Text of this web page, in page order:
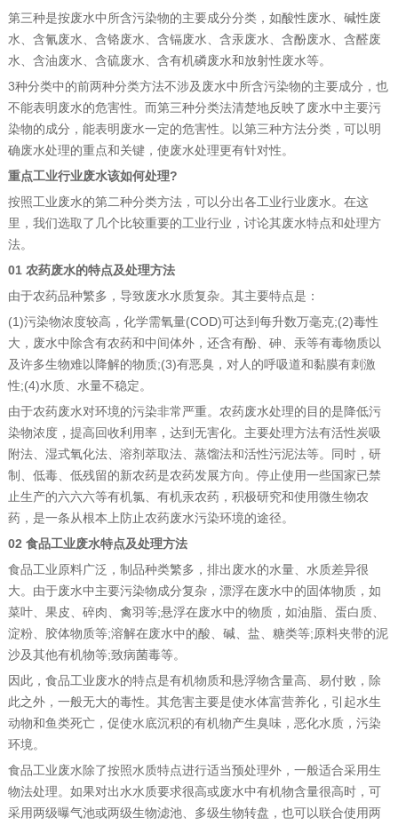
第三种是按废水中所含污染物的主要成分分类，如酸性废水、碱性废
水、含氰废水、含铬废水、含镉废水、含汞废水、含酚废水、含醛废
水、含油废水、含硫废水、含有机磷废水和放射性废水等。
3种分类中的前两种分类方法不涉及废水中所含污染物的主要成分，也
不能表明废水的危害性。而第三种分类法清楚地反映了废水中主要污
染物的成分，能表明废水一定的危害性。以第三种方法分类，可以明
确废水处理的重点和关键，使废水处理更有针对性。
重点工业行业废水该如何处理?
按照工业废水的第二种分类方法，可以分出各工业行业废水。在这
里，我们选取了几个比较重要的工业行业，讨论其废水特点和处理方
法。
01 农药废水的特点及处理方法
由于农药品种繁多，导致废水水质复杂。其主要特点是：
(1)污染物浓度较高，化学需氧量(COD)可达到每升数万毫克;(2)毒性
大，废水中除含有农药和中间体外，还含有酚、砷、汞等有毒物质以
及许多生物难以降解的物质;(3)有恶臭，对人的呼吸道和黏膜有刺激
性;(4)水质、水量不稳定。
由于农药废水对环境的污染非常严重。农药废水处理的目的是降低污
染物浓度，提高回收利用率，达到无害化。主要处理方法有活性炭吸
附法、湿式氧化法、溶剂萃取法、蒸馏法和活性污泥法等。同时，研
制、低毒、低残留的新农药是农药发展方向。停止使用一些国家已禁
止生产的六六六等有机氯、有机汞农药，积极研究和使用微生物农
药，是一条从根本上防止农药废水污染环境的途径。
02 食品工业废水特点及处理方法
食品工业原料广泛，制品种类繁多，排出废水的水量、水质差异很
大。由于废水中主要污染物成分复杂，漂浮在废水中的固体物质，如
菜叶、果皮、碎肉、禽羽等;悬浮在废水中的物质，如油脂、蛋白质、
淀粉、胶体物质等;溶解在废水中的酸、碱、盐、糖类等;原料夹带的泥
沙及其他有机物等;致病菌毒等。
因此，食品工业废水的特点是有机物质和悬浮物含量高、易付败，除
此之外，一般无大的毒性。其危害主要是使水体富营养化，引起水生
动物和鱼类死亡，促使水底沉积的有机物产生臭味，恶化水质，污染
环境。
食品工业废水除了按照水质特点进行适当预处理外，一般适合采用生
物法处理。如果对出水水质要求很高或废水中有机物含量很高时，可
采用两级曝气池或两级生物滤池、多级生物转盘，也可以联合使用两